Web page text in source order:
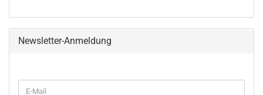
Newsletter-Anmeldung
E-